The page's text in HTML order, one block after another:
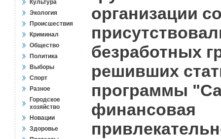
Культура
Экология
Происшествия
Криминал
Общество
Политика
Выборы
Спорт
Разное
Городское
хозяйство
Новации
Здоровье
организации
безработных
решивших
программы
финансовая